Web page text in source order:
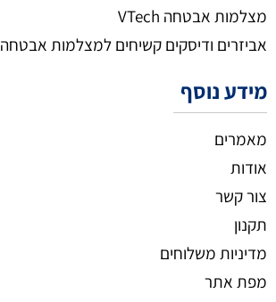
מצלמות אבטחה VTech
אביזרים ודיסקים קשיחים למצלמות אבטחה
מידע נוסף
מאמרים
אודות
צור קשר
תקנון
מדיניות משלוחים
מפת אתר